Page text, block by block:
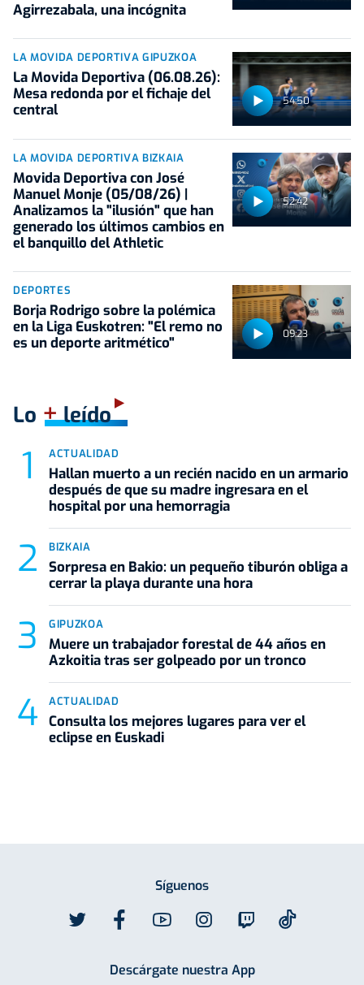
Agirrezabala, una incógnita
54:50
LA MOVIDA DEPORTIVA GIPUZKOA
La Movida Deportiva (06.08.26):
Mesa redonda por el fichaje del
central
52:42
LA MOVIDA DEPORTIVA BIZKAIA
Movida Deportiva con José
Manuel Monje (05/08/26) |
Analizamos la "ilusión" que han
generado los últimos cambios en
el banquillo del Athletic
09:23
DEPORTES
Borja Rodrigo sobre la polémica
en la Liga Euskotren: "El remo no
es un deporte aritmético"
Lo +leído
ACTUALIDAD
Hallan muerto a un recién nacido en un armario
después de que su madre ingresara en el
hospital por una hemorragia
BIZKAIA
Sorpresa en Bakio: un pequeño tiburón obliga a
cerrar la playa durante una hora
GIPUZKOA
Muere un trabajador forestal de 44 años en
Azkoitia tras ser golpeado por un tronco
ACTUALIDAD
Consulta los mejores lugares para ver el
eclipse en Euskadi
Síguenos
Descárgate nuestra App